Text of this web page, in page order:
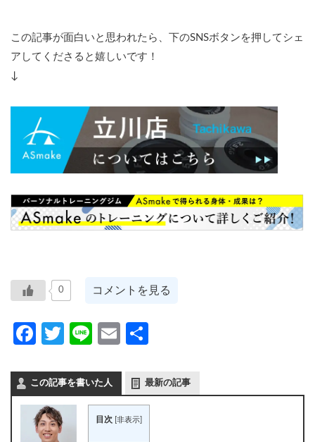
この記事が面白いと思われたら、下のSNSボタンを押してシェ
アしてくださると嬉しいです！
↓
0 コメントを見る
Facebook
Twitter
LineEmail
この記事を書いた人 最新の記事
目次 非表示